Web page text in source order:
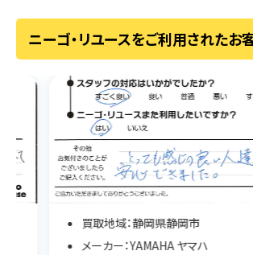
ニーゴ・リユースをご利用されたお
買取地域：静岡県静岡市
メーカー：SCHWEIZER STEIN シュ